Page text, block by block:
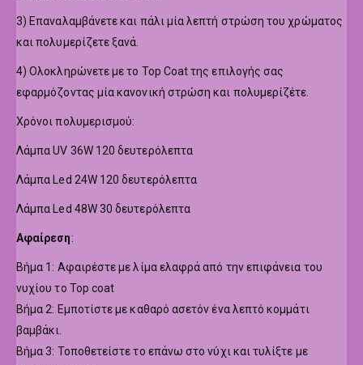
3) Επαναλαμβάνετε και πάλι μία λεπτή στρώση του χρώματος
και πολυμερίζετε ξανά.
4) Ολοκληρώνετε με το Top Coat της επιλογής σας
εφαρμόζοντας μία κανονική στρώση και πολυμερίζέτε.
Χρόνοι πολυμερισμού:
Λάμπα UV 36W 120 δευτερόλεπτα
Λάμπα Led 24W 120 δευτερόλεπτα
Λάμπα Led 48W 30 δευτερόλεπτα
Αφαίρεση:
Βήμα 1: Αφαιρέστε με λίμα ελαφρά από την επιφάνεια του
νυχίου το Top coat
Βήμα 2: Εμποτίστε με καθαρό ασετόν ένα λεπτό κομμάτι
βαμβάκι.
Βήμα 3: Τοποθετείστε το επάνω στο νύχι και τυλίξτε με